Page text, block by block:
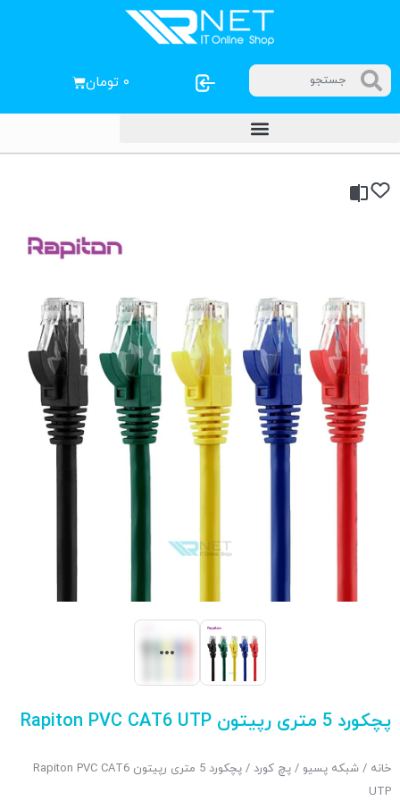
۰ تومان
پچکورد 5 متری رپیتون Rapiton PVC CAT6 UTP
خانه / شبکه پسیو / پچ کورد
/ پچکورد 5 متری رپیتون Rapiton PVC CAT6
UTP